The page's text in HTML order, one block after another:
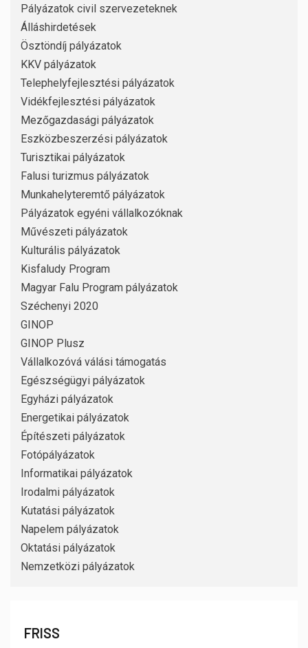
Pályázatok civil szervezeteknek
Álláshirdetések
Ösztöndíj pályázatok
KKV pályázatok
Telephelyfejlesztési pályázatok
Vidékfejlesztési pályázatok
Mezőgazdasági pályázatok
Eszközbeszerzési pályázatok
Turisztikai pályázatok
Falusi turizmus pályázatok
Munkahelyteremtő pályázatok
Pályázatok egyéni vállalkozóknak
Művészeti pályázatok
Kulturális pályázatok
Kisfaludy Program
Magyar Falu Program pályázatok
Széchenyi 2020
GINOP
GINOP Plusz
Vállalkozóvá válási támogatás
Egészségügyi pályázatok
Egyházi pályázatok
Energetikai pályázatok
Építészeti pályázatok
Fotópályázatok
Informatikai pályázatok
Irodalmi pályázatok
Kutatási pályázatok
Napelem pályázatok
Oktatási pályázatok
Nemzetközi pályázatok
FRISS